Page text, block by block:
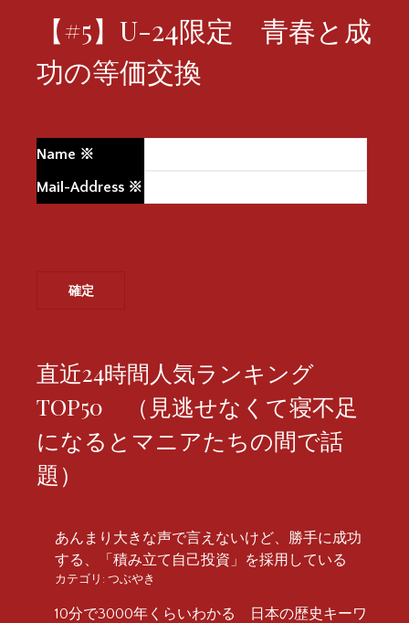
【#5】U-24限定 青春と成
功の等価交換
Name ※
Mail-Address ※
直近24時間人気ランキング
TOP50 （見逃せなくて寝不足
になるとマニアたちの間で話
題）
あんまり大きな声で言えないけど、勝手に成功
する、「積み立て自己投資」を採用している
カテゴリ: つぶやき
10分で3000年くらいわかる 日本の歴史キーワ